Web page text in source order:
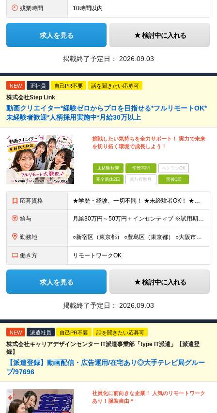
残業時間 10時間以内
求人を見る 検討中に入れる
掲載終了予定日： 2026.09.03
NEW 正社員 自己PR不要 話を聞きたい応募可
株式会社Step Link
動画クリエイター*経験ゼロからプロを目指せる*フルリモートOK*
未経験者歓迎*人柄採用実施中*月給30万以上
挑戦したい気持ちを全力サポート！ 実力で未来
を切り拓く環境で成長しよう！
未経験歓迎 学歴不問 ベテランOK
完全週休2日 賞与複数月 面接1回
応募資格 ★学歴・経験、一切不問！ ★未経験者OK！ ★第二新卒も歓迎！ ＜人柄採用を実施中！＞ 弊社では、学歴や経験などは気にせず あなたの持ち前の人柄のみを重視しています。 堅苦しい雰囲気ではありません
給与 ⽉給30万円～50万円＋インセンティブ ※試⽤期間は2ケ⽉（正社員）⽉給25万円～ ☆インセンティブ有 ☆交通費全額支給
勤務地 ○新宿区（東京都） ○豊島区（東京都） ○大阪市（大阪府） ○福岡市（福岡県） ※あなたの経験やスキルに応じて面談時にて ご相談させていただきます。 ※研修先は、クライアント先での研修となります。
働き方 リモートワークOK
求人を見る 検討中に入れる
掲載終了予定日： 2026.09.03
NEW 派遣社員 自己PR不要 話を聞きたい応募可
株式会社キャリアデザインセンター IT派遣事業部「type IT派遣」【派遣登
録】
【派遣登録】動画配信・広告運用/在宅あり◎大手テレビ局グルー
プ/97696
社員化に前向きな企業！ 人気のリモートワーク
あり！服装自由＊